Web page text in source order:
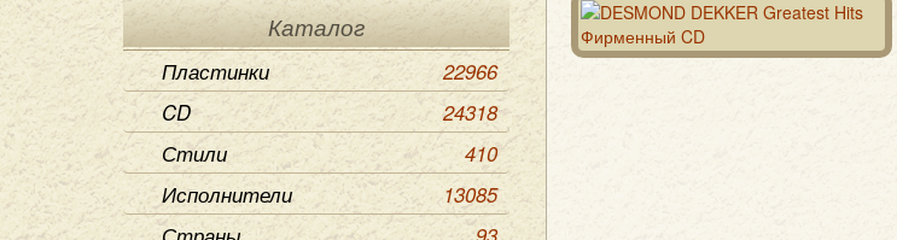
Каталог
Пластинки
22966
CD
24318
Стили
410
Исполнители
13085